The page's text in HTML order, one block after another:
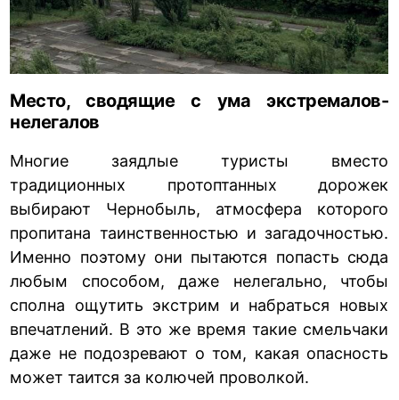
Место, сводящие с ума экстремалов-
нелегалов
Многие заядлые туристы вместо
традиционных протоптанных дорожек
выбирают Чернобыль, атмосфера которого
пропитана таинственностью и загадочностью.
Именно поэтому они пытаются попасть сюда
любым способом, даже нелегально, чтобы
сполна ощутить экстрим и набраться новых
впечатлений. В это же время такие смельчаки
даже не подозревают о том, какая опасность
может таится за колючей проволкой.